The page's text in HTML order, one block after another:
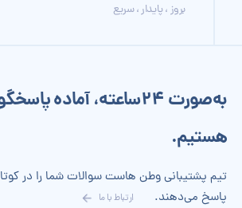
بروز ، پایدار ، سریع
به‌صورت 24‌ساعته، آماده
هستیم.
تیم پشتیبانی وطن هاست سوالات شما را در
پاسخ می‌دهند.
ارتباط با ما